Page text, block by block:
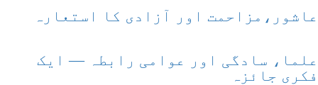
عاشور،مزاحمت اور آزادی کا استعارہ
علما، سادگی اور عوامی رابطہ — ایک
فکری جائزہ